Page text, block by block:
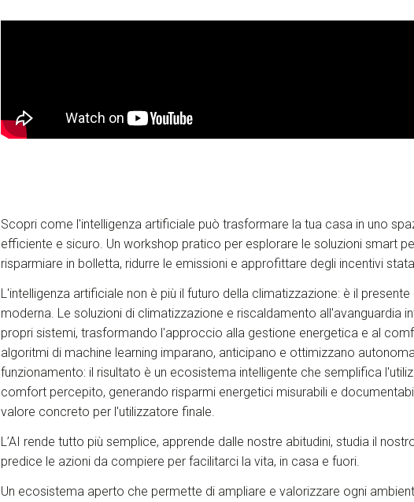
Scopri come l'intelligenza artificiale può trasformare la tua casa in uno
efficiente e sicuro. Un workshop pratico per esplorare le soluzioni smart
risparmiare in bolletta, ridurre le emissioni e approfittare degli incentivi
L'intelligenza artificiale non è più il futuro della climatizzazione: è il
moderna. Le soluzioni di climatizzazione e riscaldamento all'avanguardia
propri sistemi, trasformando l'approccio alla gestione energetica e al
algoritmi di machine learning imparano, anticipano e ottimizzano
funzionamento: il risultato è un ecosistema intelligente che semplifica
comfort percepito, generando risparmi energetici misurabili e
valore concreto per l'utilizzatore finale.
L’AI rende tutto più semplice, apprende dalle nostre abitudini, studia il
predice le azioni da compiere per facilitarci la vita, in casa e fuori.
Un ecosistema aperto che permette di ampliare e valorizzare ogni